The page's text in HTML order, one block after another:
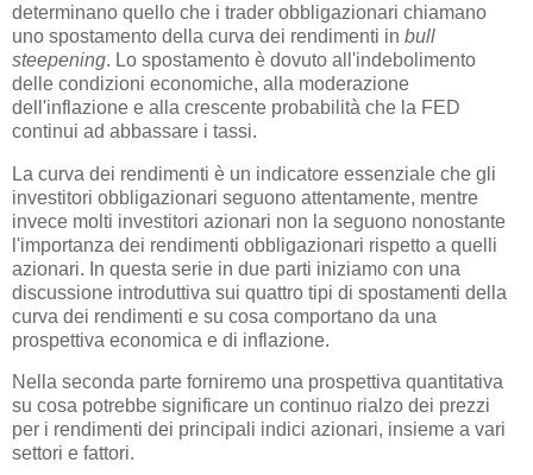
determinano quello che i trader obbligazionari chiamano
uno spostamento della curva dei rendimenti in bull
steepening. Lo spostamento è dovuto all'indebolimento
delle condizioni economiche, alla moderazione
dell'inflazione e alla crescente probabilità che la FED
continui ad abbassare i tassi.
La curva dei rendimenti è un indicatore essenziale che gli
investitori obbligazionari seguono attentamente, mentre
invece molti investitori azionari non la seguono nonostante
l'importanza dei rendimenti obbligazionari rispetto a quelli
azionari. In questa serie in due parti iniziamo con una
discussione introduttiva sui quattro tipi di spostamenti della
curva dei rendimenti e su cosa comportano da una
prospettiva economica e di inflazione.
Nella seconda parte forniremo una prospettiva quantitativa
su cosa potrebbe significare un continuo rialzo dei prezzi
per i rendimenti dei principali indici azionari, insieme a vari
settori e fattori.